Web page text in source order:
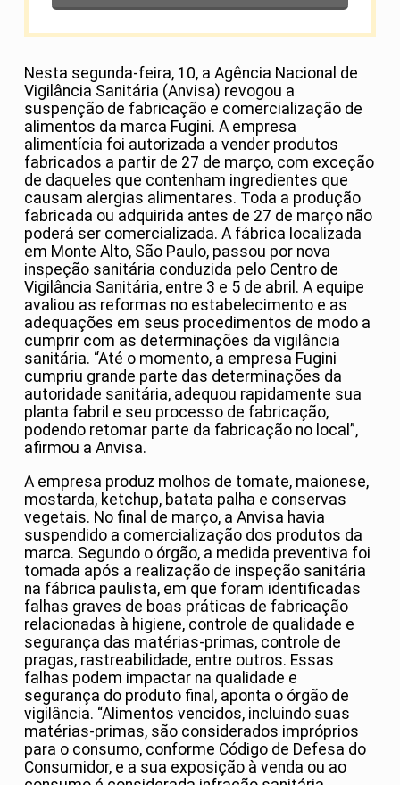
Nesta segunda-feira, 10, a Agência Nacional de
Vigilância Sanitária (Anvisa) revogou a
suspenção de fabricação e comercialização de
alimentos da marca Fugini. A empresa
alimentícia foi autorizada a vender produtos
fabricados a partir de 27 de março, com exceção
de daqueles que contenham ingredientes que
causam alergias alimentares. Toda a produção
fabricada ou adquirida antes de 27 de março não
poderá ser comercializada. A fábrica localizada
em Monte Alto, São Paulo, passou por nova
inspeção sanitária conduzida pelo Centro de
Vigilância Sanitária, entre 3 e 5 de abril. A equipe
avaliou as reformas no estabelecimento e as
adequações em seus procedimentos de modo a
cumprir com as determinações da vigilância
sanitária. “Até o momento, a empresa Fugini
cumpriu grande parte das determinações da
autoridade sanitária, adequou rapidamente sua
planta fabril e seu processo de fabricação,
podendo retomar parte da fabricação no local”,
afirmou a Anvisa.
A empresa produz molhos de tomate, maionese,
mostarda, ketchup, batata palha e conservas
vegetais. No final de março, a Anvisa havia
suspendido a comercialização dos produtos da
marca. Segundo o órgão, a medida preventiva foi
tomada após a realização de inspeção sanitária
na fábrica paulista, em que foram identificadas
falhas graves de boas práticas de fabricação
relacionadas à higiene, controle de qualidade e
segurança das matérias-primas, controle de
pragas, rastreabilidade, entre outros. Essas
falhas podem impactar na qualidade e
segurança do produto final, aponta o órgão de
vigilância. “Alimentos vencidos, incluindo suas
matérias-primas, são considerados impróprios
para o consumo, conforme Código de Defesa do
Consumidor, e a sua exposição à venda ou ao